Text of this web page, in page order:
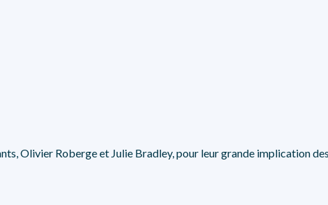
Olivier Roberge et Julie Bradley, pour leur grande implication